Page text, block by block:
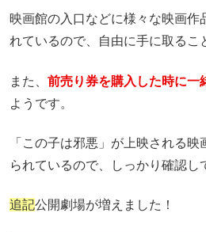
映画館の入口などに様々な映画作
れているので、自由に手に取るこ
また、 前売り券を購入した時に一
ようです。
「この子は邪悪」が上映される
られているので、しっかり確認し
追記公開劇場が増えました！